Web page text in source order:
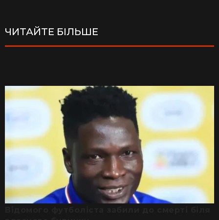
ЧИТАЙТЕ БІЛЬШЕ